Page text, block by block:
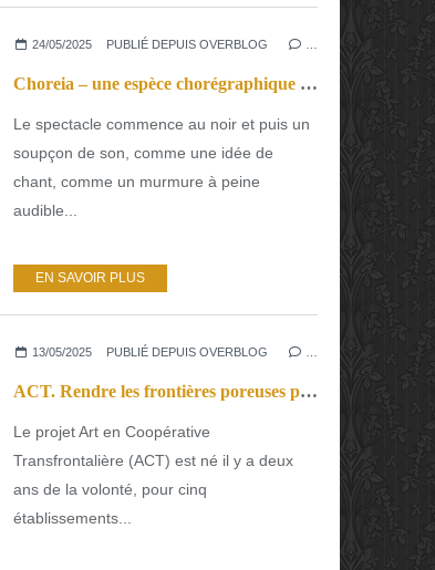
24/05/2025 PUBLIÉ DEPUIS OVERBLOG
Choreia – une espèce chorégraphique en voix d’apparition.
Le spectacle commence au noir et puis un
soupçon de son, comme une idée de
chant, comme un murmure à peine
audible...
EN SAVOIR PLUS
13/05/2025 PUBLIÉ DEPUIS OVERBLOG
ACT. Rendre les frontières poreuses pour laisser passer l’art.
Le projet Art en Coopérative
Transfrontalière (ACT) est né il y a deux
ans de la volonté, pour cinq
établissements...